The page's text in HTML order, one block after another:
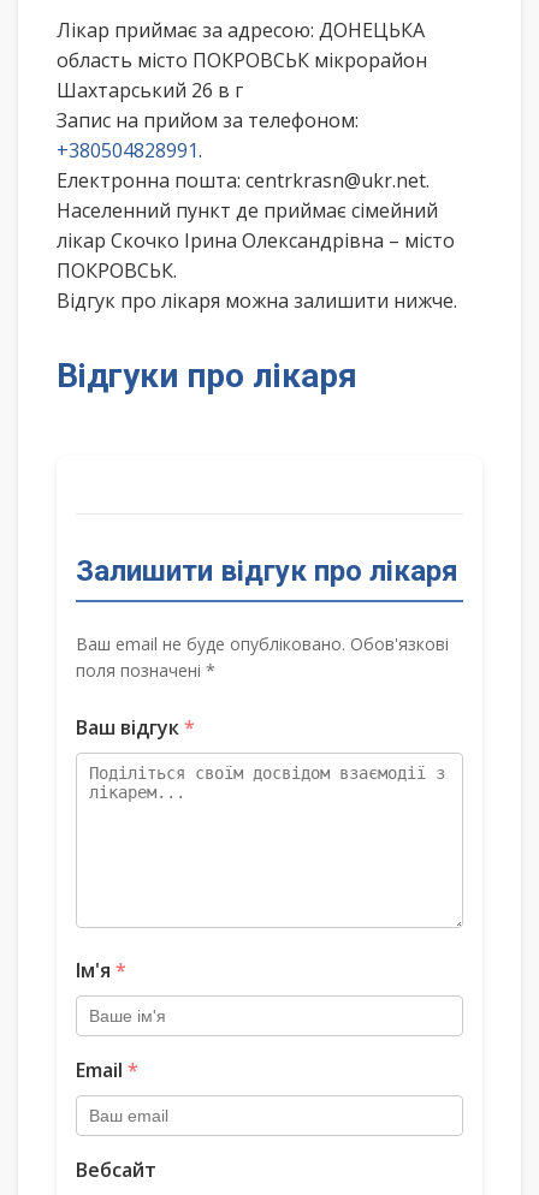
Лікар приймає за адресою: ДОНЕЦЬКА
область місто ПОКРОВСЬК мікрорайон
Шахтарський 26 в г
Запис на прийом за телефоном:
+380504828991.
Електронна пошта: centrkrasn@ukr.net.
Населенний пункт де приймає сімейний
лікар Скочко Ірина Олександрівна – місто
ПОКРОВСЬК.
Відгук про лікаря можна залишити нижче.
Відгуки про лікаря
Залишити відгук про лікаря
Ваш email не буде опубліковано. Обов'язкові
поля позначені *
Ваш відгук*
Ім'я *
Email *
Вебсайт